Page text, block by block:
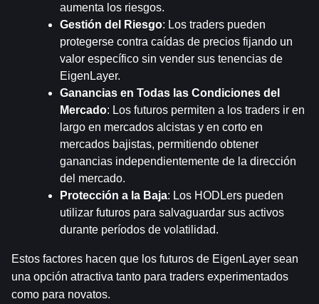
aumenta los riesgos.
Gestión del Riesgo: Los traders pueden
protegerse contra caídas de precios fijando un
valor específico sin vender sus tenencias de
EigenLayer.
Ganancias en Todas las Condiciones del
Mercado: Los futuros permiten a los traders ir en
largo en mercados alcistas y en corto en
mercados bajistas, permitiendo obtener
ganancias independientemente de la dirección
del mercado.
Protección a la Baja: Los HODLers pueden
utilizar futuros para salvaguardar sus activos
durante períodos de volatilidad.
Estos factores hacen que los futuros de EigenLayer sean
una opción atractiva tanto para traders experimentados
como para novatos.